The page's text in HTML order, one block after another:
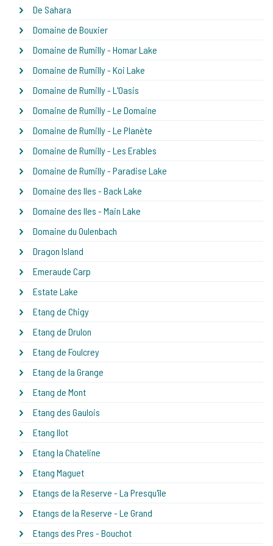
De Sahara
Domaine de Bouxier
Domaine de Rumilly - Homar Lake
Domaine de Rumilly - Koi Lake
Domaine de Rumilly - L'Oasis
Domaine de Rumilly - Le Domaine
Domaine de Rumilly - Le Planète
Domaine de Rumilly - Les Erables
Domaine de Rumilly - Paradise Lake
Domaine des Iles - Back Lake
Domaine des Iles - Main Lake
Domaine du Oulenbach
Dragon Island
Emeraude Carp
Estate Lake
Etang de Chigy
Etang de Drulon
Etang de Foulcrey
Etang de la Grange
Etang de Mont
Etang des Gaulois
Etang Ilot
Etang la Chateline
Etang Maguet
Etangs de la Reserve - La Presqu'île
Etangs de la Reserve - Le Grand
Etangs des Pres - Bouchot